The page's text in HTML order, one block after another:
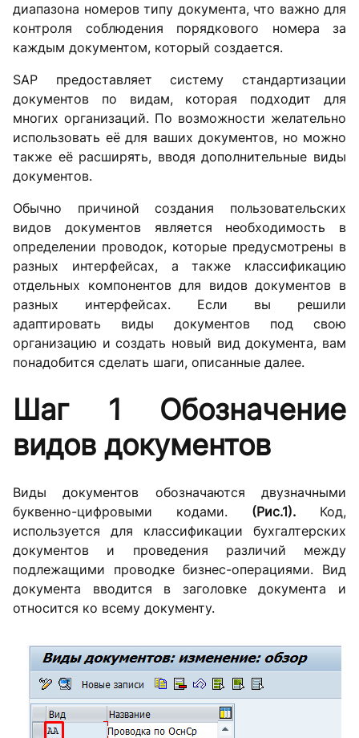
диапазона номеров типу документа, что важно для
контроля соблюдения порядкового номера за
каждым документом, который создается.
SAP предоставляет систему стандартизации
документов по видам, которая подходит для
многих организаций. По возможности желательно
использовать её для ваших документов, но можно
также её расширять, вводя дополнительные виды
документов.
Обычно причиной создания пользовательских
видов документов является необходимость в
определении проводок, которые предусмотрены в
разных интерфейсах, а также классификацию
отдельных компонентов для видов документов в
разных интерфейсах. Если вы решили
адаптировать виды документов под свою
организацию и создать новый вид документа, вам
понадобится сделать шаги, описанные далее.
Шаг 1 Обозначение
видов документов
Виды документов обозначаются двузначными
буквенно-цифровыми кодами. (Рис.1). Код,
используется для классификации бухгалтерских
документов и проведения различий между
подлежащими проводке бизнес-операциями. Вид
документа вводится в заголовке документа и
относится ко всему документу.